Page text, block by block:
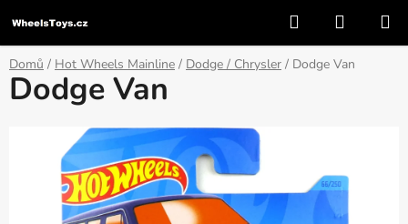
na
obsah
Hledat
KOŠÍK
Domů / Hot Wheels Mainline / Dodge / Chrysler / Dodge Van
Dodge Van